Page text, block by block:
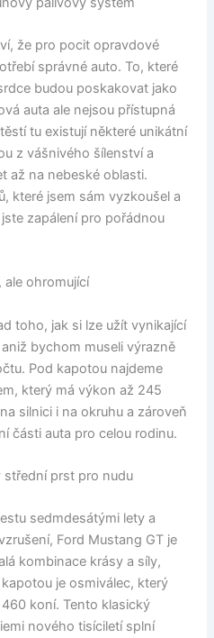
že pro pocit opravdové
správné auto. To, které
budou poskakovat jako
auta ale nejsou přístupná
tu existují některé unikátní
z vášnivého šílenství a
až na nebeské oblasti.
které jsem sám vyzkoušel a
zapálení pro pořádnou
ale ohromující
toho, jak si lze užít vynikající
bychom museli výrazně
Pod kapotou najdeme
který má výkon až 245
silnici i na okruhu a zároveň
části auta pro celou rodinu.
střední prst pro nudu
sedmdesátými lety a
Ford Mustang GT je
kombinace krásy a síly,
je osmiválec, který
koní. Tento klasický
nového tisíciletí splní